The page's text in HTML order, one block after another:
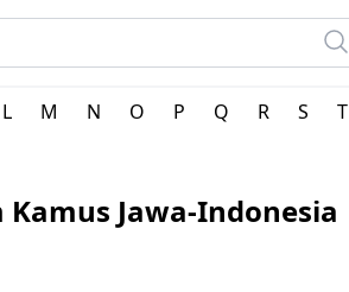
L M N O P Q R S T
Jawa-Indonesia